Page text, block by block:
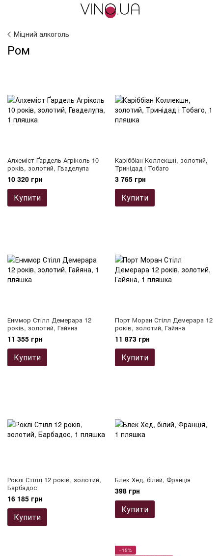
Міцний алкоголь
Ром
Алхеміст Ґардель Агріколь 10
років, золотий, Гваделупа
10 320 грн
Купити
Каріббіан Коллекшн, золотий,
Тринідад і Тобаго
3 765 грн
Купити
Енммор Стілл Демерара 12
років, золотий, Гайяна
11 355 грн
Купити
Порт Моран Стілл Демерара 12
років, золотий, Гайяна
11 873 грн
Купити
Роклі Стілл 12 років, золотий,
Барбадос
16 185 грн
Купити
Блек Хед, білий, Франція
398 грн
Купити
−15%